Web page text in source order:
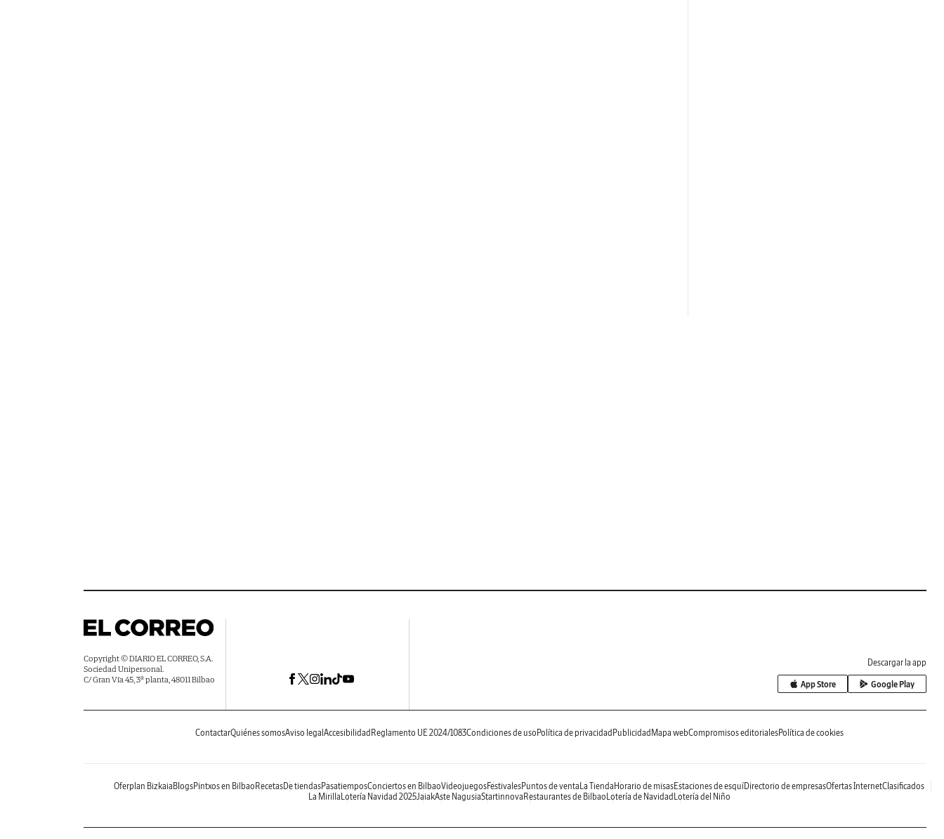
Copyright © DIARIO EL CORREO, S.A.
Sociedad Unipersonal.
C/ Gran Vía 45, 3ª planta, 48011 Bilbao
Descargar la app
App Store Google Play
ContactarQuiénes somosAviso legal Accesibilidad Reglamento UE 2024/1083Condiciones de uso Política de privacidad Publicidad Mapa webCompromisos editorialesPolítica de cookies
Oferplan Bizkaia BlogsPintxos en Bilbao RecetasDe tiendasPasatiemposConciertos en BilbaoVideojuegosFestivalesPuntos de venta La Tienda Horario de misasEstaciones de esquíDirectorio de empresasOfertas InternetClasificados
La Mirilla Lotería Navidad 2025JaiakAste NagusiaStartinnova Restaurantes de Bilbao Lotería de Navidad Lotería del Niño